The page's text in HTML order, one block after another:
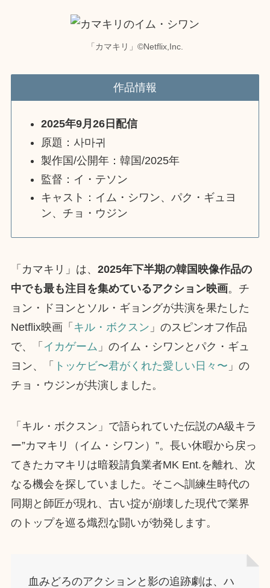
「カマキリ」©︎Netflix,Inc.
作品情報
2025年9月26日配信
原題：사마귀
製作国/公開年：韓国/2025年
監督：イ・テソン
キャスト：イム・シワン、パク・ギュヨ
ン、チョ・ウジン
「カマキリ」は、 2025年下半期の韓国映像作品の
中でも最も注目を集めているアクション映画。チ
ョン・ドヨンとソル・ギョングが共演を果たした
Netflix映画「 キル・ボクスン 」のスピンオフ作品
で、「 イカゲーム 」のイム・シワンとパク・ギュ
ヨン、「 トッケビ〜君がくれた愛しい日々〜 」の
チョ・ウジンが共演しました。
「キル・ボクスン」で語られていた伝説のA級キラ
ー”カマキリ（イム・シワン）”。長い休暇から戻っ
てきたカマキリは暗殺請負業者MK Ent.を離れ、次
なる機会を探していました。そこへ訓練生時代の
同期と師匠が現れ、古い掟が崩壊した現代で業界
のトップを巡る熾烈な闘いが勃発します。
血みどろのアクションと影の追跡劇は、ハ